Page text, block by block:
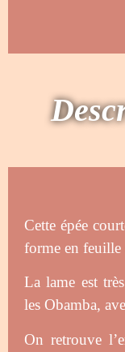
Cette épée
forme en feuille
La lame est
les Obamba,
On retrouve